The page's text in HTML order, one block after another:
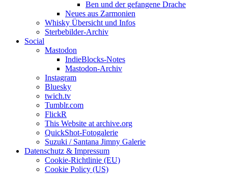
Ben und der gefangene Drache
Neues aus Zarmonien
Whisky Übersicht und Infos
Sterbebilder-Archiv
Social
Mastodon
IndieBlocks-Notes
Mastodon-Archiv
Instagram
Bluesky
twich.tv
Tumblr.com
FlickR
This Website at archive.org
QuickShot-Fotogalerie
Suzuki / Santana Jimny Galerie
Datenschutz & Impressum
Cookie-Richtlinie (EU)
Cookie Policy (US)